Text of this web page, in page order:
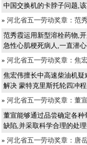
中国交换机的卡脖子问题,
» 河北省五一劳动奖章：范
范秀霞运用新型溶栓药物,
急性心肌梗死病人,一直潜
» 河北省五一劳动奖章：焦
焦宏伟擅长中高速柴油机
解决 蒙特克里斯托轮四冲
» 河北省五一劳动奖章：董宣
董宣能够通过品尝确定各
缺陷,并采取科学合理的处
» 河北省五一劳动奖章：唐